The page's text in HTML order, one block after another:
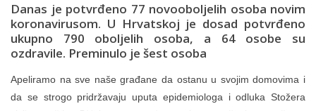
Danas je potvrđeno 77 novooboljelih osoba novim
koronavirusom. U Hrvatskoj je dosad potvrđeno
ukupno 790 oboljelih osoba, a 64 osobe su
ozdravile. Preminulo je šest osoba
Apeliramo na sve naše građane da ostanu u svojim domovima i
da se strogo pridržavaju uputa epidemiologa i odluka Stožera